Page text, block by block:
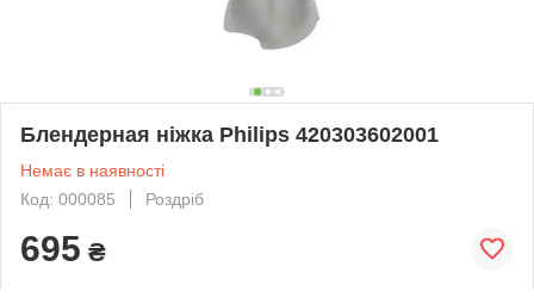
Блендерная ніжка Philips 420303602001
Немає в наявності
Код: 000085
Роздріб
695 ₴